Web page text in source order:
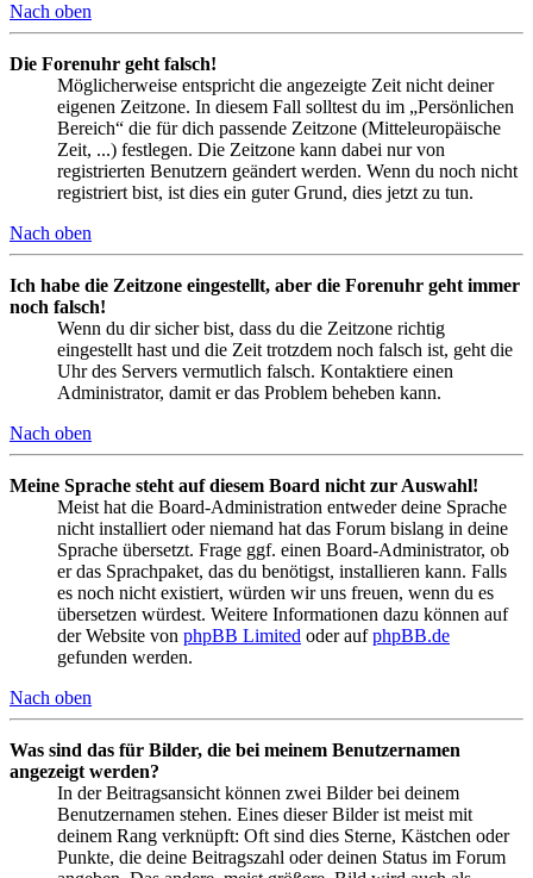
Nach oben
Die Forenuhr geht falsch!
Möglicherweise entspricht die angezeigte Zeit nicht deiner
eigenen Zeitzone. In diesem Fall solltest du im „Persönlichen
Bereich“ die für dich passende Zeitzone (Mitteleuropäische
Zeit, ...) festlegen. Die Zeitzone kann dabei nur von
registrierten Benutzern geändert werden. Wenn du noch nicht
registriert bist, ist dies ein guter Grund, dies jetzt zu tun.
Nach oben
Ich habe die Zeitzone eingestellt, aber die Forenuhr geht immer
noch falsch!
Wenn du dir sicher bist, dass du die Zeitzone richtig
eingestellt hast und die Zeit trotzdem noch falsch ist, geht die
Uhr des Servers vermutlich falsch. Kontaktiere einen
Administrator, damit er das Problem beheben kann.
Nach oben
Meine Sprache steht auf diesem Board nicht zur Auswahl!
Meist hat die Board-Administration entweder deine Sprache
nicht installiert oder niemand hat das Forum bislang in deine
Sprache übersetzt. Frage ggf. einen Board-Administrator, ob
er das Sprachpaket, das du benötigst, installieren kann. Falls
es noch nicht existiert, würden wir uns freuen, wenn du es
übersetzen würdest. Weitere Informationen dazu können auf
der Website von phpBB Limited oder aufphpBB.de
gefunden werden.
Nach oben
Was sind das für Bilder, die bei meinem Benutzernamen
angezeigt werden?
In der Beitragsansicht können zwei Bilder bei deinem
Benutzernamen stehen. Eines dieser Bilder ist meist mit
deinem Rang verknüpft: Oft sind dies Sterne, Kästchen oder
Punkte, die deine Beitragszahl oder deinen Status im Forum